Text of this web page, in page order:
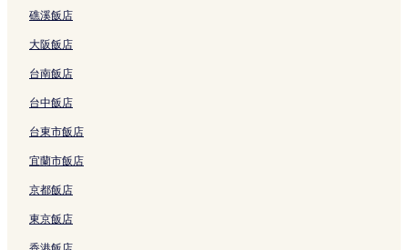
o
的
連
結
m
a
e
的
結
p
r
i
n
s
連
結
o
m
e
的
結
R
e
s
o
t
的
連
結
s
h
i
c
o
連
結
H
o
t
S
r
n
g
的
連
結
u
r
o
的
結
a
c
h
i
連
o
-
K
a
d
的
連
結
i
h
o
n
a
h
i
的
連
結
w
e
r
H
t
l
的
連
結
o
k
y
o
連
的
連
結
礁溪飯店
大阪飯店
台南飯店
台中飯店
台東市飯店
宜蘭市飯店
京都飯店
東京飯店